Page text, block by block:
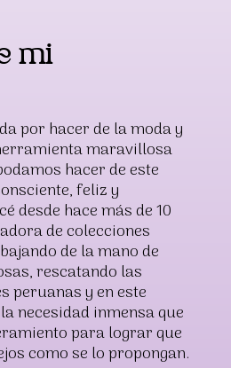
mi
por hacer de la moda y
maravillosa
hacer de este
feliz y
desde hace más de 10
de colecciones
de la mano de
rescatando las
peruanas y en este
necesidad inmensa que
para lograr que
como se lo propongan.